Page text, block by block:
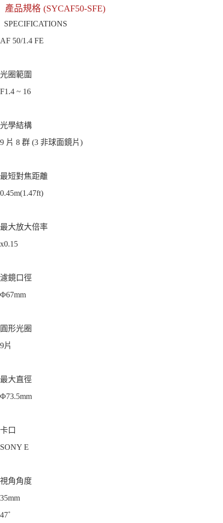
產品規格 (SYCAF50-SFE)
SPECIFICATIONS
AF 50/1.4 FE
光圈範圍
F1.4 ~ 16
光學結構
9 片 8 群 (3 非球面鏡片)
最短對焦距離
0.45m(1.47ft)
最大放大倍率
x0.15
濾鏡口徑
Φ67mm
圓形光圈
9片
最大直徑
Φ73.5mm
卡口
SONY E
視角角度
35mm
47˚